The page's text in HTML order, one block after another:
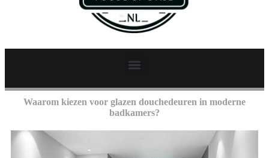
Waarom kiezen voor glazen douchedeuren in moderne
badkamers?